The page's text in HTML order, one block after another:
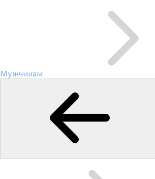
Мужчинам